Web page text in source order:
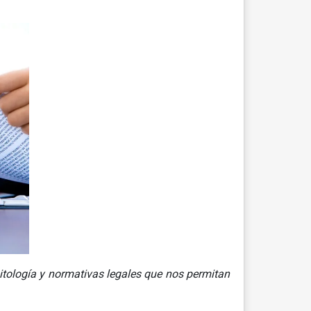
y normativas legales que nos permitan